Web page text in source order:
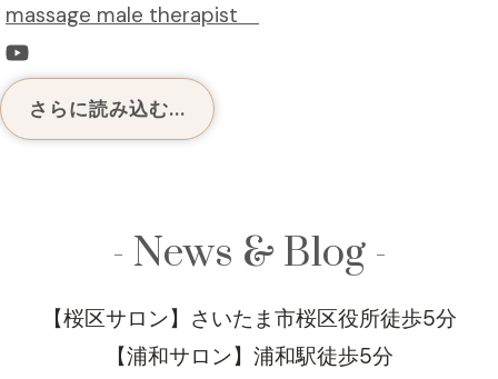
massage male therapist
さらに読み込む...
- News & Blog -
【桜区サロン】さいたま市桜区役所徒歩5分
【浦和サロン】浦和駅徒歩5分